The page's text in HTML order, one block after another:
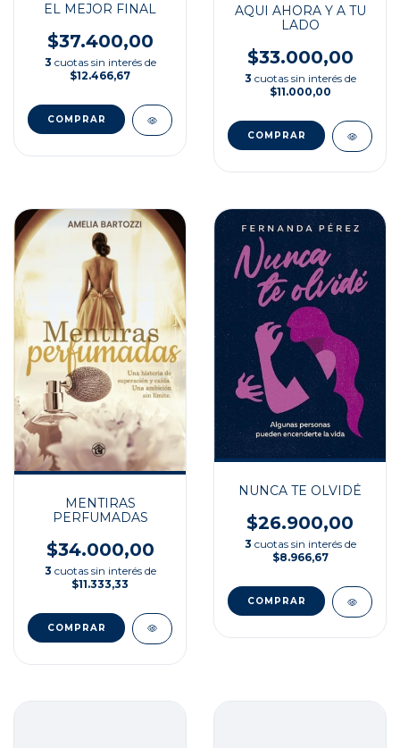
EL MEJOR FINAL
$37.400,00
3 cuotas sin interés de
$12.466,67
AQUI AHORA Y A TU
LADO
$33.000,00
3 cuotas sin interés de
$11.000,00
MENTIRAS
PERFUMADAS
$34.000,00
3 cuotas sin interés de
$11.333,33
NUNCA TE OLVIDÉ
$26.900,00
3 cuotas sin interés de
$8.966,67